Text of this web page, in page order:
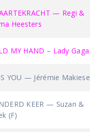
— Regi &
Heesters
MY HAND – Lady Gaga
YOU — Jérémie Makiese
KEER — Suzan &
(F)